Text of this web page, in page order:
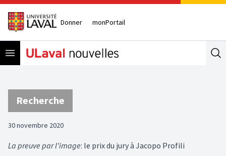
Donner monPortail
Open menu
Recherche
30 novembre 2020
La preuve par l'image: le prix du jury à Jacopo Profili